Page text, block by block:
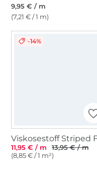
9,95 € / m
(7,21 € / 1 m)
-14%
11,95 € / m
13,95 € / m
(8,85 € / 1 m²)